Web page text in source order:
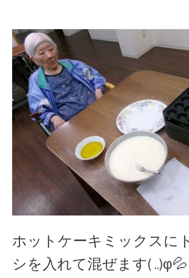
ホットケーキミックスに
シを入れて混ぜます( ..)φ💦